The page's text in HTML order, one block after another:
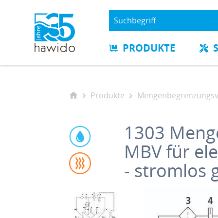
PRODUKTE
Produkte
1303
MBV für
- stromlos